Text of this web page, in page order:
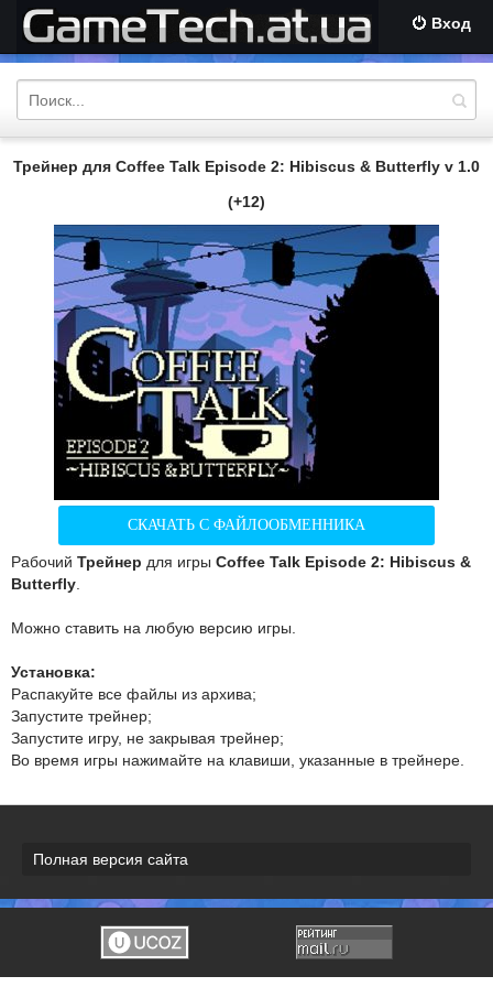
Вход
Трейнер для Coffee Talk Episode 2: Hibiscus & Butterfly v 1.0
(+12)
СКАЧАТЬ С ФАЙЛООБМЕННИКА
Рабочий Трейнер для игры Coffee Talk Episode 2: Hibiscus &
Butterfly
Можно ставить на любую версию игры.
Установка:
Распакуйте все файлы из архива;
Запустите трейнер;
Запустите игру, не закрывая трейнер;
Во время игры нажимайте на клавиши, указанные в трейнере.
Полная версия сайта